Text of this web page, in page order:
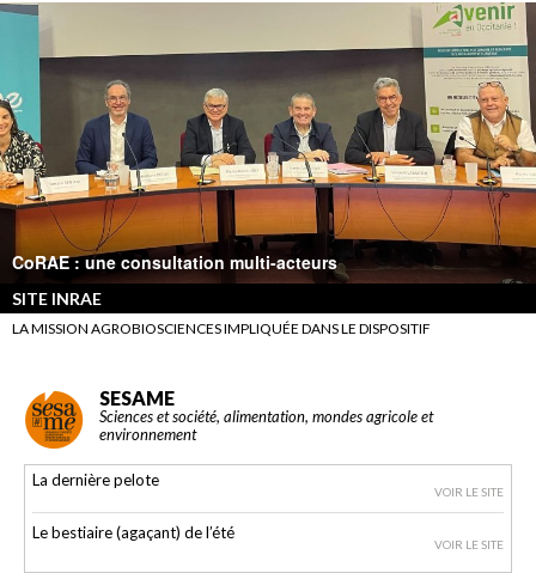
CoRAE : une consultation multi-acteurs
SITE INRAE
LA MISSION AGROBIOSCIENCES IMPLIQUÉE DANS LE DISPOSITIF
SESAME
Sciences et société, alimentation, mondes agricole et
environnement
La dernière pelote
VOIR LE SITE
Le bestiaire (agaçant) de l’été
VOIR LE SITE